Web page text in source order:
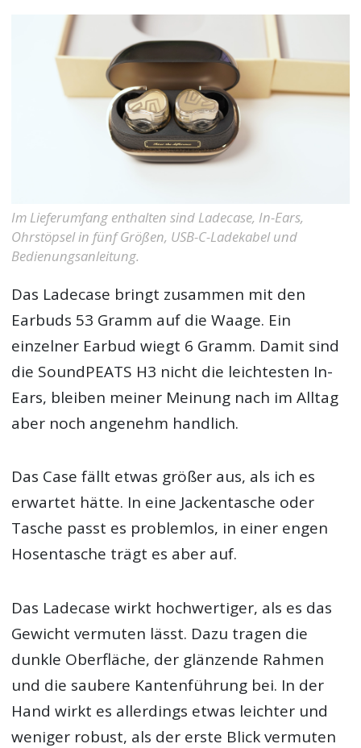
Im Lieferumfang enthalten sind Ladecase, In-Ears,
Ohrstöpsel in fünf Größen, USB-C-Ladekabel und
Bedienungsanleitung.
Das Ladecase bringt zusammen mit den
Earbuds 53 Gramm auf die Waage. Ein
einzelner Earbud wiegt 6 Gramm. Damit sind
die SoundPEATS H3 nicht die leichtesten In-
Ears, bleiben meiner Meinung nach im Alltag
aber noch angenehm handlich.
Das Case fällt etwas größer aus, als ich es
erwartet hätte. In eine Jackentasche oder
Tasche passt es problemlos, in einer engen
Hosentasche trägt es aber auf.
Das Ladecase wirkt hochwertiger, als es das
Gewicht vermuten lässt. Dazu tragen die
dunkle Oberfläche, der glänzende Rahmen
und die saubere Kantenführung bei. In der
Hand wirkt es allerdings etwas leichter und
weniger robust, als der erste Blick vermuten